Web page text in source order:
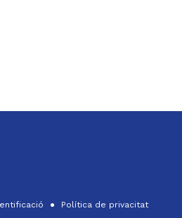
Política de privacitat